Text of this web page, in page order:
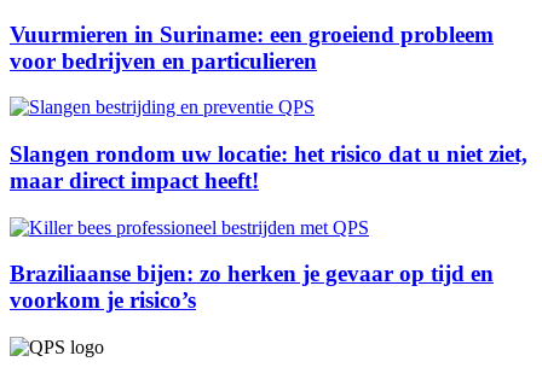
Vuurmieren in Suriname: een groeiend probleem
voor bedrijven en particulieren
Slangen rondom uw locatie: het risico dat u niet ziet,
maar direct impact heeft!
Braziliaanse bijen: zo herken je gevaar op tijd en
voorkom je risico’s